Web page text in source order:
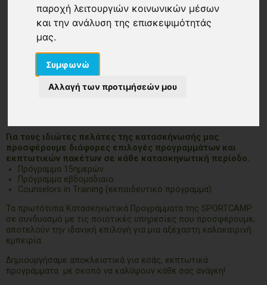
παροχή λειτουργιών κοινωνικών μέσων
και την ανάλυση της επισκεψιμότητάς
μας.
Συμφωνώ
Αλλαγή των προτιμήσεών μου
Για τους ιδιώτες πελάτες της κατασκήνωσής μας
προσφέρουμε διάφορες επιλογές προγραμμάτων και
εκπτωτικών πακέτων σε κάθε κατασκηνωτική περίοδο.
Πρόγραμμα 15ημερών
Πρόγραμμα εβδομαδιαίο
Counselors in Training (εκπαιδευτικό πρόγραμμα)
Τα πρωτότυπα Κατασκηνωτικά Προγράμματα της SPORTCAMP
σε συνδυασμό με τις ποιοτικές υπηρεσίες που προσφέρουμε,
αποτελούν την ιδανική επιλογή για μια αξέχαστη καλοκαιρινή
εμπειρία.
Δημιουργήσαμε αποκλειστικά για εσάς, εκπτωτικά
προγράμματα με σκοπό να καλύψουν κάθε σας ανάγκη!